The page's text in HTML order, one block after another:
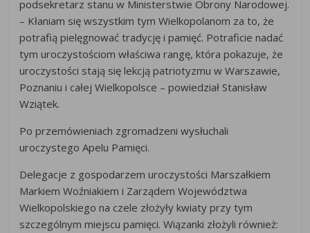
podsekretarz stanu w Ministerstwie Obrony Narodowej.
– Kłaniam się wszystkim tym Wielkopolanom za to, że
potrafią pielęgnować tradycję i pamięć. Potraficie nadać
tym uroczystościom właściwa rangę, która pokazuje, że
uroczystości stają się lekcją patriotyzmu w Warszawie,
Poznaniu i całej Wielkopolsce – powiedział Stanisław
Wziątek.
Po przemówieniach zgromadzeni wysłuchali
uroczystego Apelu Pamięci.
Delegacje z gospodarzem uroczystości Marszałkiem
Markiem Woźniakiem i Zarządem Województwa
Wielkopolskiego na czele złożyły kwiaty przy tym
szczególnym miejscu pamięci. Wiązanki złożyli również: